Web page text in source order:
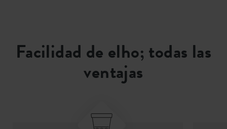
Facilidad de elho; todas las
ventajas